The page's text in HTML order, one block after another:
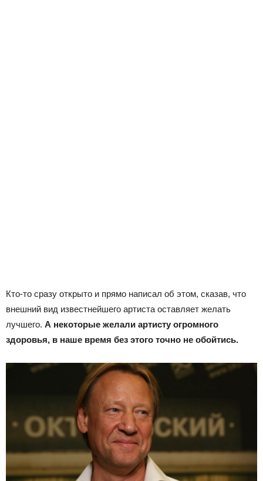
Кто-то сразу открыто и прямо написал об этом, сказав, что
внешний вид известнейшего артиста оставляет желать
лучшего. А некоторые желали артисту огромного
здоровья, в наше время без этого точно не обойтись.